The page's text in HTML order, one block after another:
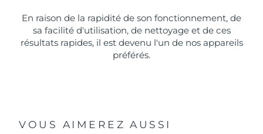
En raison de la rapidité de son fonctionnement, de
sa facilité d'utilisation, de nettoyage et de ces
résultats rapides, il est devenu l'un de nos appareils
préférés.
VOUS AIMEREZ AUSSI